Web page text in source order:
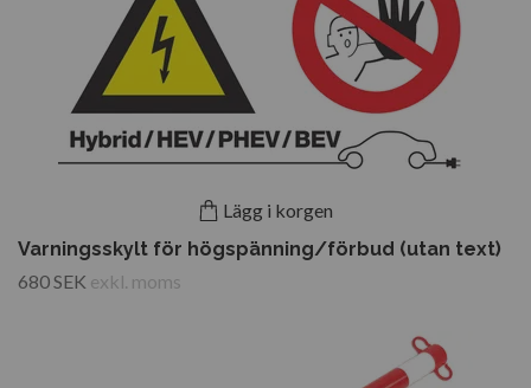
Lägg i korgen
Varningsskylt för högspänning/förbud (utan text)
680 SEK exkl. moms